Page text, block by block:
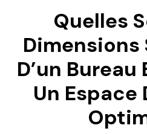
Quelles
D’un
Un Espace